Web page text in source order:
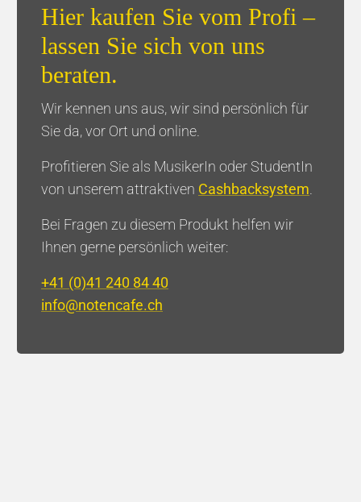
Euphonium
Tuba
Brass Factory - Jacob Vilhelm
Larsen
Newsletter
Kaffee
Geschenksets
Hier kaufen Sie vom Profi –
lassen Sie sich von uns
beraten.
Wir kennen uns aus, wir sind persönlich für
Sie da, vor Ort und online.
Profitieren Sie als MusikerIn oder StudentIn
von unserem attraktiven Cashbacksystem
Bei Fragen zu diesem Produkt helfen wir
Ihnen gerne persönlich weiter:
+41 (0)41 240 84 40
info@notencafe.ch